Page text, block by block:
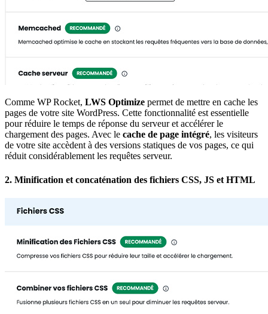
Comme WP Rocket, LWS Optimize permet de mettre en cache les
pages de votre site WordPress. Cette fonctionnalité est essentielle
pour réduire le temps de réponse du serveur et accélérer le
chargement des pages. Avec le cache de page intégré, les visiteurs
de votre site accèdent à des versions statiques de vos pages, ce qui
réduit considérablement les requêtes serveur.
2. Minification et concaténation des fichiers CSS, JS et HTML